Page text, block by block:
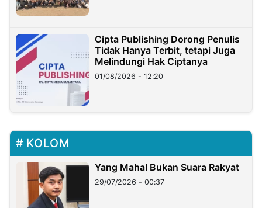
Cipta Publishing Dorong Penulis
Tidak Hanya Terbit, tetapi Juga
Melindungi Hak Ciptanya
01/08/2026 - 12:20
KOLOM
Yang Mahal Bukan Suara Rakyat
29/07/2026 - 00:37